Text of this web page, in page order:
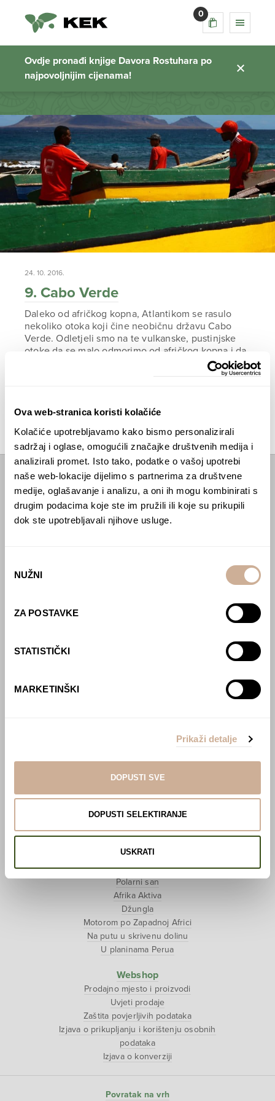
Ova web-stranica koristi kolačiće
Kolačiće upotrebljavamo kako bismo personalizirali
sadržaj i oglase, omogućili značajke društvenih medija i
analizirali promet. Isto tako, podatke o vašoj upotrebi
naše web-lokacije dijelimo s partnerima za društvene
medije, oglašavanje i analizu, a oni ih mogu kombinirati s
drugim podacima koje ste im pružili ili koje su prikupili
dok ste upotrebljavali njihove usluge.
pristanka
NUŽNI
ZA POSTAVKE
STATISTIČKI
MARKETINŠKI
Prikaži detalje
DOPUSTI SVE
DOPUSTI SELEKTIRANJE
USKRATI
0
Ovdje pronađi knjige Davora Rostuhara po
najpovoljnijim cijenama!
cabo verde
Početna stranica
24. 10. 2016.
9. Cabo Verde
Daleko od afričkog kopna, Atlantikom se rasulo
nekoliko otoka koji čine neobičnu državu Cabo
Verde. Odletjeli smo na te vulkanske, pustinjske
otoke da se malo odmorimo od afričkog kopna i da
jedinstvenu kulturu nastalu stoljetnim miješanjem
ČITAJTE DALJE
Početna
Predavanja
National Geographic – Hrvatska iz zraka
Prodaja izložbenih postamenata
Multisenzorna izložba ‘Put oko svijeta u pola
sata’
Afrika Aktiva
Putopisi
Polarni san
Afrika Aktiva
Džungla
Motorom po Zapadnoj Africi
Na putu u skrivenu dolinu
U planinama Perua
Webshop
Prodajno mjesto i proizvodi
Uvjeti prodaje
Zaštita povjerljivih podataka
Izjava o prikupljanju i korištenju osobnih
podataka
Izjava o konverziji
Povratak na vrh